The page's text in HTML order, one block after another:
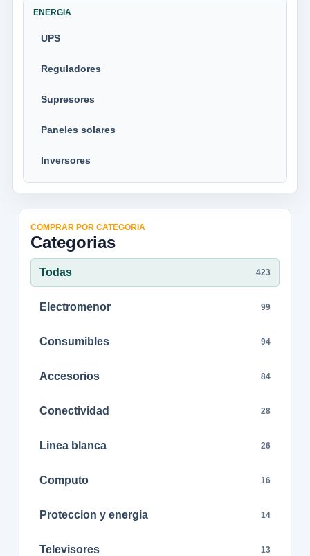
ENERGIA
UPS
Reguladores
Supresores
Paneles solares
Inversores
COMPRAR POR CATEGORIA
Categorias
Todas 423
Electromenor 99
Consumibles 94
Accesorios 84
Conectividad 28
Linea blanca 26
Computo 16
Proteccion y energia 14
Televisores 13